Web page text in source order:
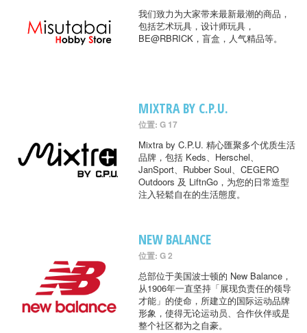
我们致力为大家带来最新最潮的商品，
包括艺术玩具，设计师玩具，
BE@RBRICK，盲盒，人气精品等。
MIXTRA BY C.P.U.
位置: G 17
Mixtra by C.P.U. 精心匯聚多个优质生活
品牌，包括 Keds、Herschel、
JanSport、Rubber Soul、CEGERO
Outdoors 及 LiftnGo，为您的日常造型
注入轻鬆自在的生活態度。
NEW BALANCE
位置: G 2
总部位于美国波士顿的 New Balance，
从1906年一直坚持「展现负责任的领导
才能」的使命，所建立的国际运动品牌
形象，使得无论运动员、合作伙伴或是
整个社区都为之自豪。